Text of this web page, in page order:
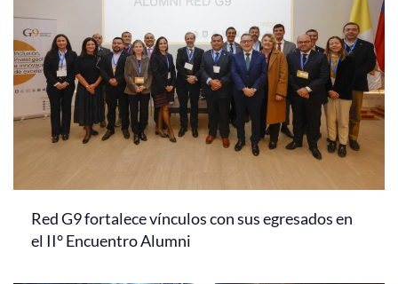
Red G9 fortalece vínculos con sus egresados en
el II° Encuentro Alumni